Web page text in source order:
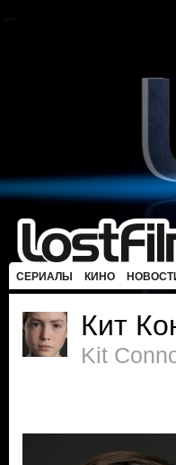
СЕРИАЛЫ КИНО
Кит
Kit